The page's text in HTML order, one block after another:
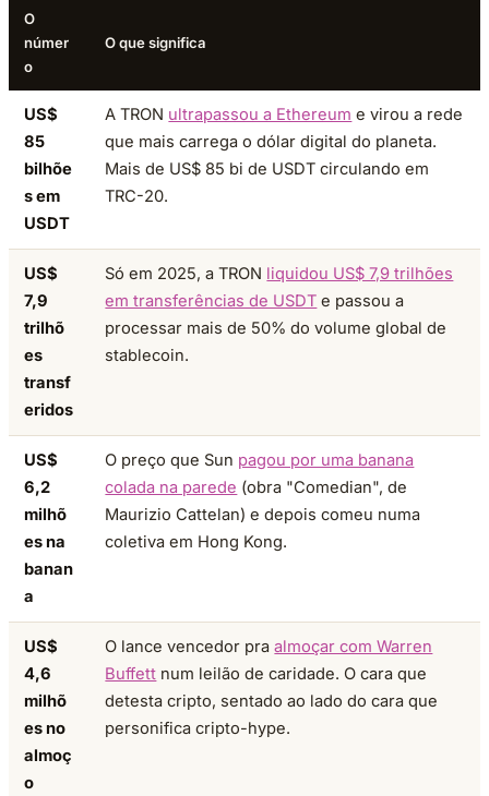
O
númer
o
O que significa
US$
85
bilhõe
s em
USDT
A TRON ultrapassou a Ethereum e virou a rede
que mais carrega o dólar digital do planeta.
Mais de US$ 85 bi de USDT circulando em
TRC-20.
US$
7,9
trilhõ
es
transf
eridos
Só em 2025, a TRON liquidou US$ 7,9 trilhões
em transferências de USDT e passou a
processar mais de 50% do volume global de
stablecoin.
US$
6,2
milhõ
es na
banan
a
O preço que Sun pagou por uma banana
colada na parede (obra "Comedian", de
Maurizio Cattelan) e depois comeu numa
coletiva em Hong Kong.
US$
4,6
milhõ
es no
almoç
o
O lance vencedor praalmoçar com Warren
Buffett num leilão de caridade. O cara que
detesta cripto, sentado ao lado do cara que
personifica cripto-hype.